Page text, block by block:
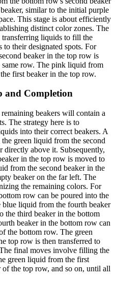
similar to the initial purple
This stage is about efficiently
distinct color zones. The
transferring liquids to fill the
to their designated spots. For
beaker in the top row is
row. The pink liquid from
first beaker in the top row.
and Completion
beakers will contain a
The strategy here is to
into their correct beakers. A
green liquid from the second
directly above it. Subsequently,
in the top row is moved to
from the second beaker in the
beaker on the far left. The
the remaining colors. For
row can be poured into the
liquid from the fourth beaker
the third beaker in the bottom
beaker in the bottom row can
the bottom row. The green
top row is then transferred to
final moves involve filling the
green liquid from the first
the top row, and so on, until all